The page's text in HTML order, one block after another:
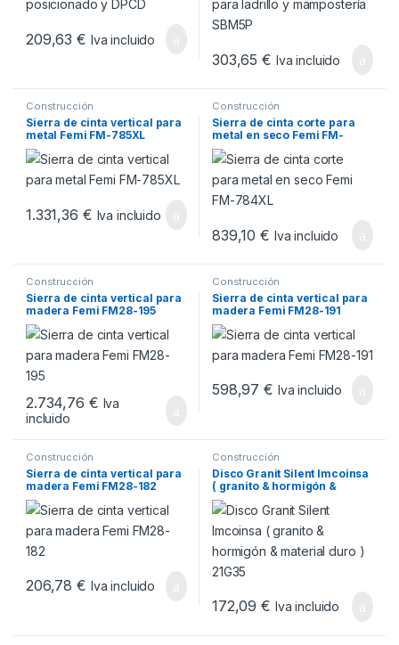
209,63€ Iva incluido
303,65€ Iva incluido
Construcción
Sierra de cinta vertical para
metal Femi FM-785XL
1.331,36 € Iva incluido
Construcción
Sierra de cinta corte para
metal en seco Femi FM-
784XL
839,10€ Iva incluido
Construcción
Sierra de cinta vertical para
madera Femi FM28-195
2.734,76 € Iva
incluido
Construcción
Sierra de cinta vertical para
madera Femi FM28-191
598,97€ Iva incluido
Construcción
Sierra de cinta vertical para
madera Femi FM28-182
206,78€ Iva incluido
Construcción
Disco Granit Silent Imcoinsa
( granito & hormigón &
material duro ) 21G35
172,09€ Iva incluido